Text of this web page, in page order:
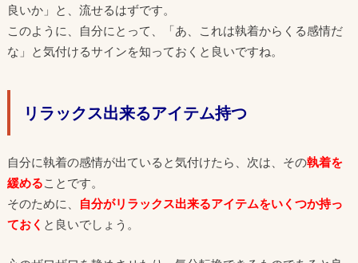
良いか」と、流せるはずです。
このように、自分にとって、「あ、これは執着からくる感情だ
な」と気付けるサインを知っておくと良いですね。
リラックス出来るアイテム持つ
自分に執着の感情が出ていると気付けたら、次は、その執着を
緩めることです。
そのために、
自分がリラックス出来るアイテムをいくつか持っ
ておく と良いでしょう。